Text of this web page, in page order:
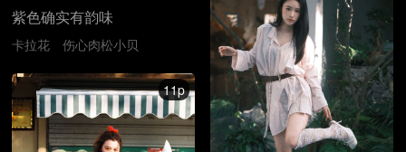
紫色确实有韵味
卡拉花 伤心肉松小贝
11p